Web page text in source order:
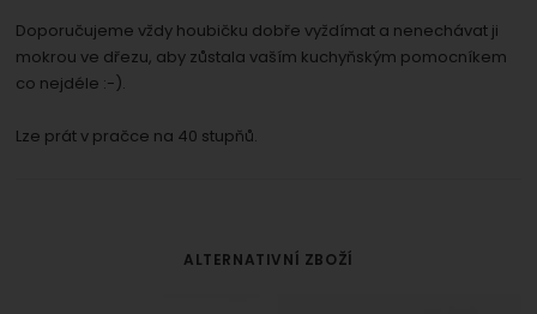
Doporučujeme vždy houbičku dobře vyždímat a nenechávat ji
mokrou ve dřezu, aby zůstala vaším kuchyňským pomocníkem
co nejdéle :-).
Lze prát v pračce na 40 stupňů.
ALTERNATIVNÍ ZBOŽÍ